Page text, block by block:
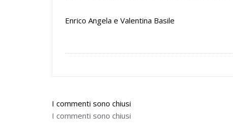
Enrico Angela e Valentina Basile
I commenti sono chiusi
I commenti sono chiusi